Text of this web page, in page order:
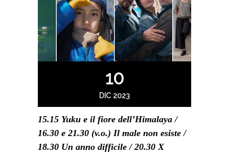
10
DIC 2023
15.15 Yuku e il fiore dell’Himalaya /
16.30 e 21.30 (v.o.) Il male non esiste /
18.30 Un anno difficile / 20.30 X